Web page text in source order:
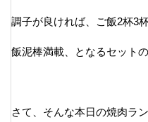
調子が良ければ、ご飯2杯3
飯泥棒満載、となるセット
さて、そんな本日の焼肉ラ